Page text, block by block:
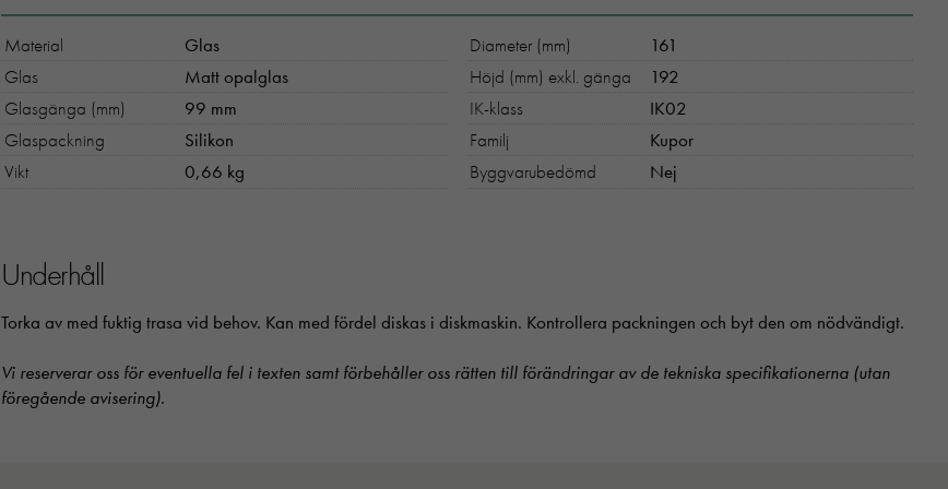
Material
Glas
Glas
Matt opalglas
Glasgänga (mm)
99 mm
Glaspackning
Silikon
Vikt
0,66 kg
Diameter (mm)
161
Höjd (mm) exkl. gänga
192
IK-klass
IK02
Familj
Kupor
Byggvarubedömd
Nej
Underhåll
Torka av med fuktig trasa vid behov. Kan med fördel diskas i diskmaskin. Kontrollera packningen och byt den om nödvändigt.
Vi reserverar oss för eventuella fel i texten samt förbehåller oss rätten till förändringar av de tekniska specifikationerna (utan
föregående avisering).